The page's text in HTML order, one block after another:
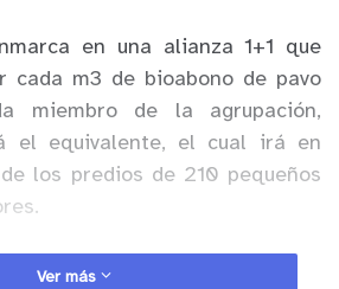
en una alianza 1+1 que
cada m3 de bioabono de pavo
miembro de la agrupación,
el equivalente, el cual irá en
los predios de 210 pequeños
Anuncio Patrocinado
Ver más